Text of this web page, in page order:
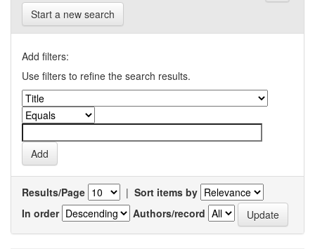
Start a new search
Add filters:
Use filters to refine the search results.
Results/Page | Sort items by
In order
Authors/record